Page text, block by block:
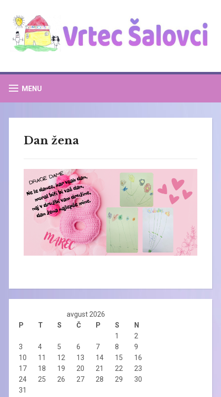
MENU
avgust 2026
P
T S Č P S
N
1
2
3
4 5 6 7 8
9
10
11 12 13 14 15
16
17
18 19 20 21 22
23
24
25 26 27 28 29
30
31
Dan žena